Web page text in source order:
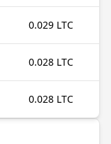
0.029 LTC
0.028 LTC
0.028 LTC